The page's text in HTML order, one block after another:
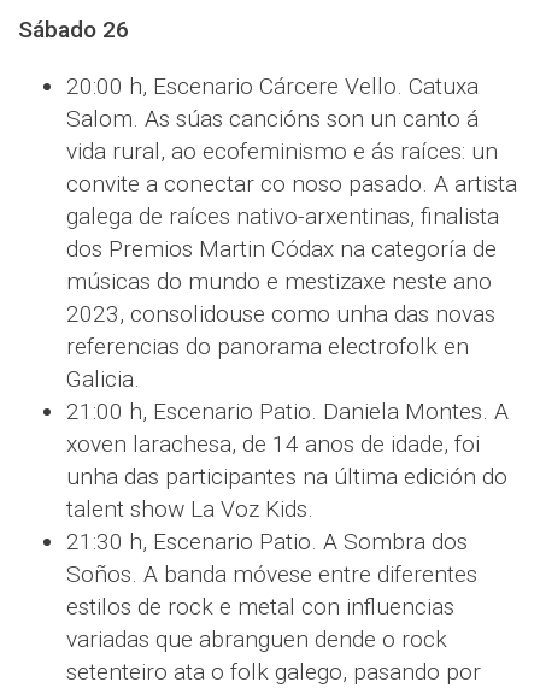
Sábado 26
20:00 h, Escenario Cárcere Vello. Catuxa
Salom. As súas cancións son un canto á
vida rural, ao ecofeminismo e ás raíces: un
convite a conectar co noso pasado. A artista
galega de raíces nativo-arxentinas, finalista
dos Premios Martin Códax na categoría de
músicas do mundo e mestizaxe neste ano
2023, consolidouse como unha das novas
referencias do panorama electrofolk en
Galicia.
21:00 h, Escenario Patio. Daniela Montes. A
xoven larachesa, de 14 anos de idade, foi
unha das participantes na última edición do
talent show La Voz Kids.
21:30 h, Escenario Patio. A Sombra dos
Soños. A banda móvese entre diferentes
estilos de rock e metal con influencias
variadas que abranguen dende o rock
setenteiro ata o folk galego, pasando por